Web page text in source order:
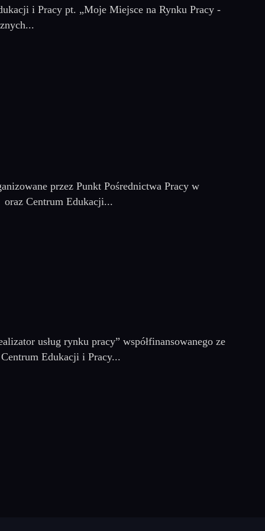
i Pracy pt. „Moje Miejsce na Rynku Pracy -
przez Punkt Pośrednictwa Pracy w
oraz Centrum Edukacji...
usług rynku pracy” współfinansowanego ze
Edukacji i Pracy...